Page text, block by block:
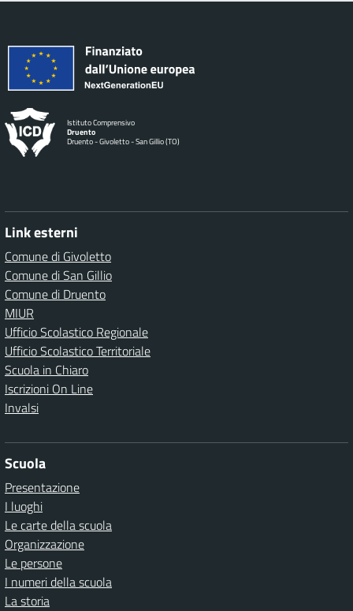
Istituto Comprensivo
Druento
Druento - Givoletto - San Gillio (TO)
Link esterni
Comune di Givoletto
Comune di San Gillio
Comune di Druento
MIUR
Ufficio Scolastico Regionale
Ufficio Scolastico Territoriale
Scuola in Chiaro
Iscrizioni On Line
Invalsi
Scuola
Presentazione
I luoghi
Le carte della scuola
Organizzazione
Le persone
I numeri della scuola
La storia